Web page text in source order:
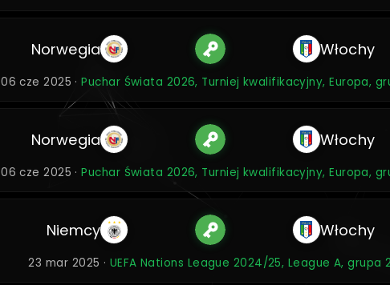
Norwegia Włochy
06 cze 2025 ·Puchar Świata 2026, Turniej kwalifikacyjny, Europa,
Norwegia Włochy
06 cze 2025 ·Puchar Świata 2026, Turniej kwalifikacyjny, Europa,
Niemcy Włochy
23 mar 2025 · UEFA Nations League 2024/25, League A, grupa